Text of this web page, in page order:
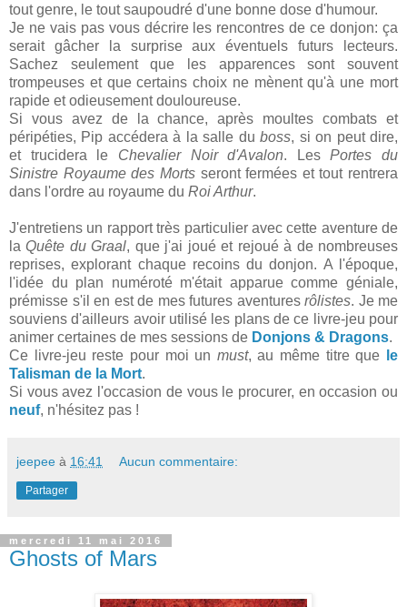
tout genre, le tout saupoudré d'une bonne dose d'humour.
Je ne vais pas vous décrire les rencontres de ce donjon: ça
serait gâcher la surprise aux éventuels futurs lecteurs.
Sachez seulement que les apparences sont souvent
trompeuses et que certains choix ne mènent qu'à une mort
rapide et odieusement douloureuse.
Si vous avez de la chance, après moultes combats et
péripéties, Pip accédera à la salle duboss, si on peut dire,
et trucidera le Chevalier Noir d'Avalon. LesPortes du
Sinistre Royaume des Mortsseront fermées et tout rentrera
dans l'ordre au royaume du Roi Arthur.
J'entretiens un rapport très particulier avec cette aventure de
laQuête du Graal, que j'ai joué et rejoué à de nombreuses
reprises, explorant chaque recoins du donjon. A l'époque,
l'idée du plan numéroté m'était apparue comme géniale,
prémisse s'il en est de mes futures aventures rôlistes. Je me
souviens d'ailleurs avoir utilisé les plans de ce livre-jeu pour
animer certaines de mes sessions de Donjons & Dragons.
Ce livre-jeu reste pour moi un must, au même titre que
le
Talisman de la Mort.
Si vous avez l'occasion de vous le procurer, en occasion ou
neuf, n'hésitez pas !
jeepee à 16:41 Aucun commentaire:
Partager
mercredi 11 mai 2016
Ghosts of Mars